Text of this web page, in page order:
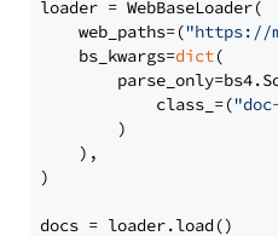
loader = WebBaseLoader(
    web_paths=(
"https://
    bs_kwargs=
dict(
            class_=(
        )
    ),
)
docs = loader.load()